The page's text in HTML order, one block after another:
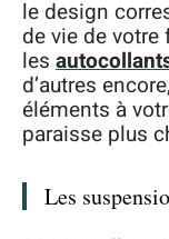
le design
de vie de
les
d’autres
éléments à
paraisse plus
Les